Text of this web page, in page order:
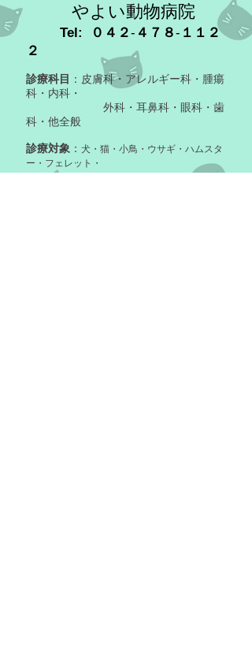
やよい動物病院
Tel: ０４２- ４７８- １１２
２
診療科目 ：皮膚科・アレルギー科・腫瘍
科・内科・
外科・耳鼻科・眼科・歯
科・他全般
診療対象 ： 犬・猫・小鳥・ウサギ・ハムスタ
ー・フェレット・